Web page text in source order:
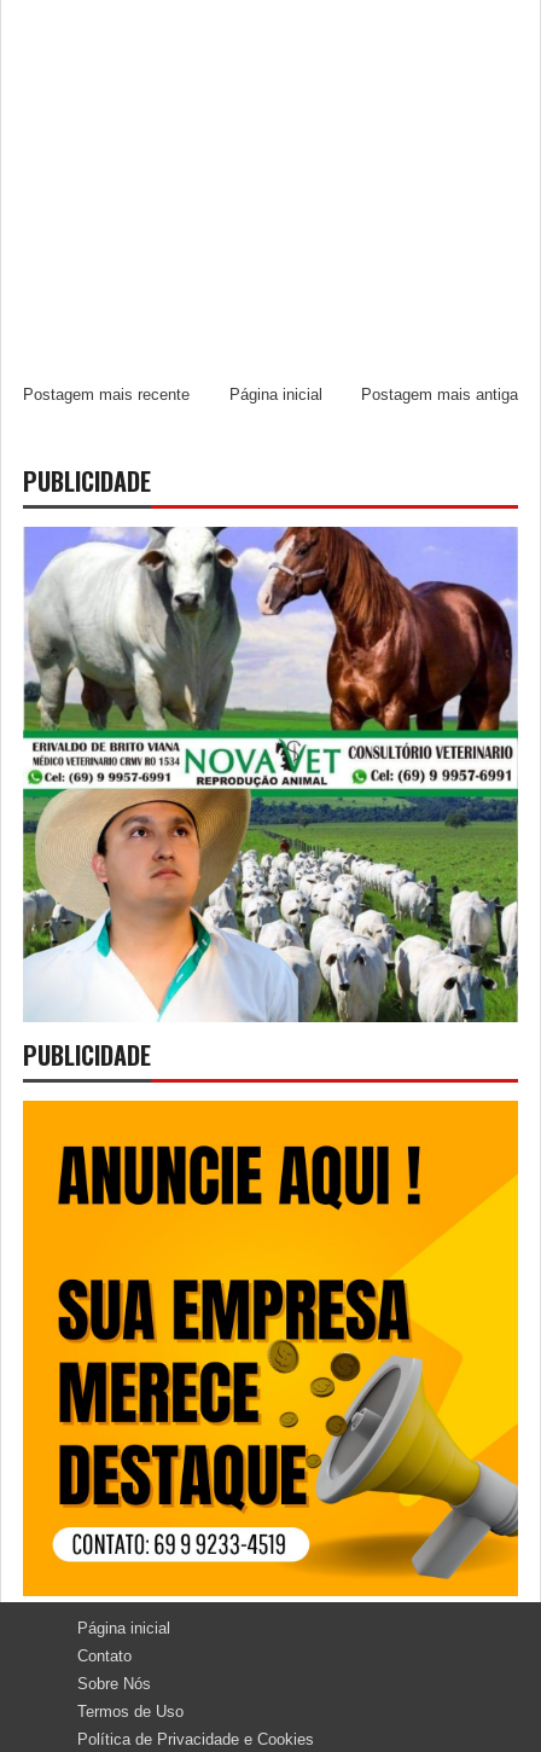
Postagem mais recente Postagem mais antiga
Página inicial
PUBLICIDADE
PUBLICIDADE
Página inicial
Contato
Sobre Nós
Termos de Uso
Política de Privacidade e Cookies